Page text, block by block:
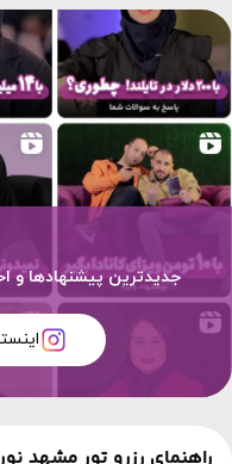
جدیدترین پیشنهادها و